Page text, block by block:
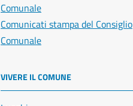
Comunale
Comunicati stampa del Consiglio
Comunale
VIVERE IL COMUNE